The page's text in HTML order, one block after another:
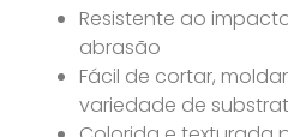
Resistente ao
abrasão
Fácil de cortar,
variedade de